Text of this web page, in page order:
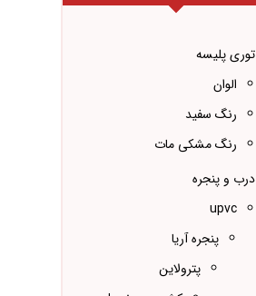
توری پلیسه
الوان
رنگ سفید
رنگ مشکی مات
درب و پنجره
upvc
پنجره آریا
پترولاین